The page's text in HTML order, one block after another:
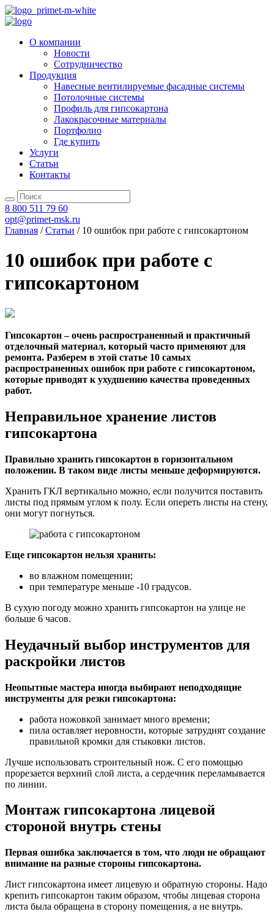
О компании
Новости
Сотрудничество
Продукция
Навесные вентилируемые фасадные системы
Потолочные системы
Профиль для гипсокартона
Лакокрасочные материалы
Портфолио
Где купить
Услуги
Статьи
Контакты
8 800 511 79 60
opt@primet-msk.ru
Главная /Статьи / 10 ошибок при работе с гипсокартоном
10 ошибок при работе с
гипсокартоном
Гипсокартон – очень распространенный и практичный
отделочный материал, который часто применяют для
ремонта. Разберем в этой статье 10 самых
распространенных ошибок при работе с гипсокартоном,
которые приводят к ухудшению качества проведенных
работ.
Неправильное хранение листов
гипсокартона
Правильно хранить гипсокартон в горизонтальном
положении. В таком виде листы меньше деформируются.
Хранить ГКЛ вертикально можно, если получится поставить
листы под прямым углом к полу. Если опереть листы на стену,
они могут погнуться.
Еще гипсокартон нельзя хранить:
во влажном помещении;
при температуре меньше -10 градусов.
В сухую погоду можно хранить гипсокартон на улице не
больше 6 часов.
Неудачный выбор инструментов для
раскройки листов
Неопытные мастера иногда выбирают неподходящие
инструменты для резки гипсокартона:
работа ножовкой занимает много времени;
пила оставляет неровности, которые затруднят создание
правильной кромки для стыковки листов.
Лучше использовать строительный нож. С его помощью
прорезается верхний слой листа, а сердечник переламывается
по линии.
Монтаж гипсокартона лицевой
стороной внутрь стены
Первая ошибка заключается в том, что люди не обращают
внимание на разные стороны гипсокартона.
Лист гипсокартона имеет лицевую и обратную стороны. Надо
крепить гипсокартон таким образом, чтобы лицевая сторона
листа была обращена в сторону помещения, а не внутрь.